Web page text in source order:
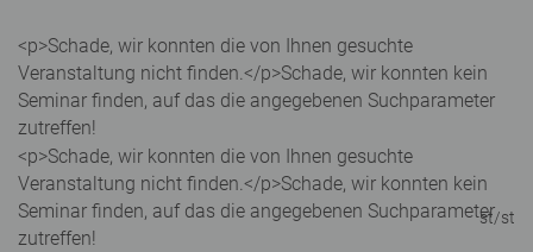
<p>Schade, wir konnten die von Ihnen gesuchte
Veranstaltung nicht finden.</p>Schade, wir konnten kein
Seminar finden, auf das die angegebenen Suchparameter
zutreffen!
<p>Schade, wir konnten die von Ihnen gesuchte
Veranstaltung nicht finden.</p>Schade, wir konnten kein
Seminar finden, auf das die angegebenen Suchparameter
zutreffen!
st/st